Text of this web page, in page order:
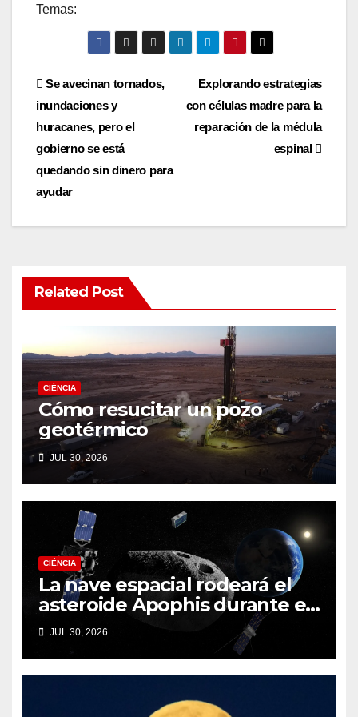
Temas:
Post
navigation
Explorando estrategias
con células madre para la
reparación de la médula
espinal
Se avecinan tornados,
inundaciones y
huracanes, pero el
gobierno se está
quedando sin dinero para
ayudar
Related Post
CIÉNCIA
Cómo resucitar un pozo
geotérmico
JUL 30, 2026
CIÉNCIA
La nave espacial rodeará el
asteroide Apophis durante el
fatídico sobrevuelo de la
Tierra en 2029
JUL 30, 2026